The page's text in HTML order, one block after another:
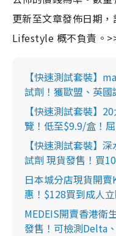
更新至文章發佈日期
Lifestyle 概不負責。
【快速測試套裝】
試劑！獲歐盟、英
【快速測試套裝】
覽！低至$9.9/盒！
【快速測試套裝】
試劑 現貨發售！買
日本城分店現貨開
惠！$128買到成人
MEDEIS開賣香港衛
發售！可檢測Delta